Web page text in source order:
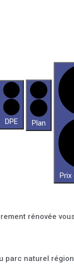
DPE Plan
Prix
rénovée
parc naturel